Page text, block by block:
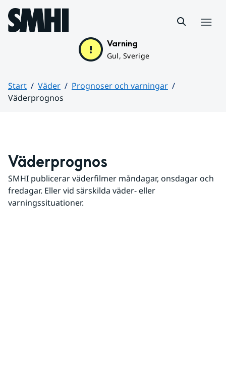
Hoppa till sidans innehåll
Varning
Gul, Sverige
Start Väder
Prognoser och varningar
Väderprognos
Väderprognos
SMHI publicerar väderfilmer måndagar, onsdagar och
fredagar. Eller vid särskilda väder- eller
varningssituationer.